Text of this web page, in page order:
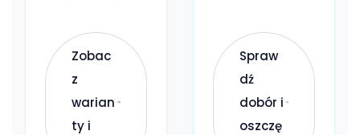
Zobac
z
warian
ty i
Spraw
dź
dobór i
oszczę